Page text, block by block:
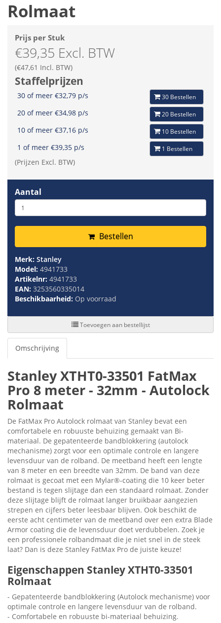
Rolmaat
Prijs per Stuk
€39,35 Excl. BTW
(€47,61 Incl. BTW)
Staffelprijzen
30 of meer €32,79 p/s 30 Bestellen
20 of meer €34,98 p/s 20 Bestellen
10 of meer €37,16 p/s 10 Bestellen
1 of meer €39,35 p/s 1 Bestellen
(Prijzen Excl. BTW)
Aantal
Bestellen
Merk: Stanley
Model: 4941733
Artikelnr: 4941733
EAN: 3253560335014
Beschikbaarheid: Op voorraad
Toevoegen aan bestellijst
Omschrijving
Stanley XTHT0-33501 FatMax
Pro 8 meter - 32mm - Autolock
Rolmaat
De FatMax Pro Autolock rolmaat van Stanley bevat een
comfortabele en robuuste behuizing gemaakt van Bi-
materiaal. De gepatenteerde bandblokkering (autolock
mechanisme) zorgt voor een optimale controle en langere
levensduur van de rolband. De meetband heeft een lengte
van 8 meter en een breedte van 32mm. De band van deze
rolmaat is gecoat met een Mylar®-coating die 10 keer beter
bestand is tegen slijtage dan een standaard rolmaat. Zonder
deze slijtage blijft de rolmaat langer bruikbaar aangezien
strepen en cijfers beter leesbaar blijven. Ook beschikt de
eerste acht centimeter van de meetband over een extra Blade
Armor coating die de levensduur doet verdubbelen. Zoek je
een professionele rolbandmaat die je niet snel in de steek
laat? Dan is deze Stanley FatMax Pro de juiste keuze!
Eigenschappen Stanley XTHT0-33501
Rolmaat
- Gepatenteerde bandblokkering (Autolock mechanisme) voor
optimale controle en langere levensduur van de rolband.
- Comfortabele en robuuste bi-materiaal behuizing.